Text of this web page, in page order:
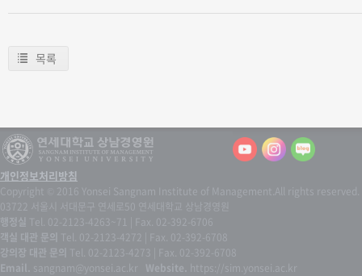
목록
개인정보처리방침
Copyright © 2016 Yonsei Sangnam Institute of Management.All rights reserved.
03722 서울시 서대문구 연세로50 연세대학교 상남경영원
행정실 Tel. 02-2123-4263~71 | Fax. 02-392-6706
객실 대관 문의 Tel. 02-2123-4272 | Fax. 02-392-6708
강의장 대관 문의 Tel. 02-2123-4273 | Fax. 02-392-6708
Email. sangnam@yonsei.ac.kr Website. https://sim.yonsei.ac.kr